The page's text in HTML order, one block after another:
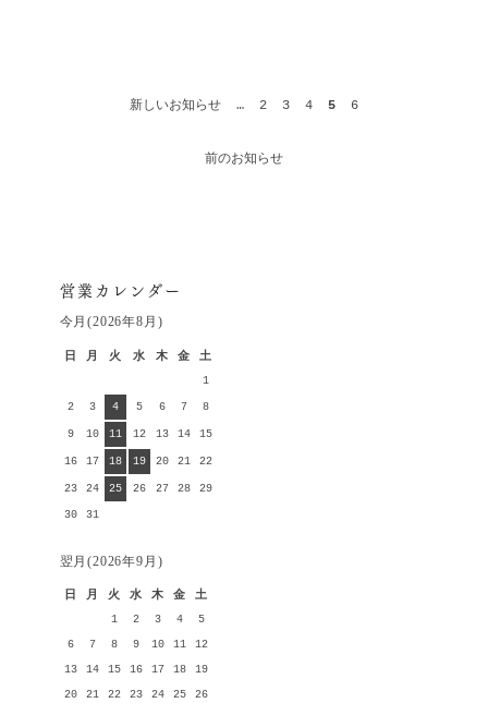
新しいお知らせ … 2 3 4 5 6
前のお知らせ
営業カレンダー
今月(2026年8月)
日 月 火 水 木 金 土
1
2 3 4 5 6 7 8
9 10 11 12 13 14 15
16 17 18 19 20 21 22
23 24 25 26 27 28 29
30 31
翌月(2026年9月)
日 月 火 水 木 金 土
1 2 3 4 5
6 7 8 9 10 11 12
13 14 15 16 17 18 19
20 21 22 23 24 25 26